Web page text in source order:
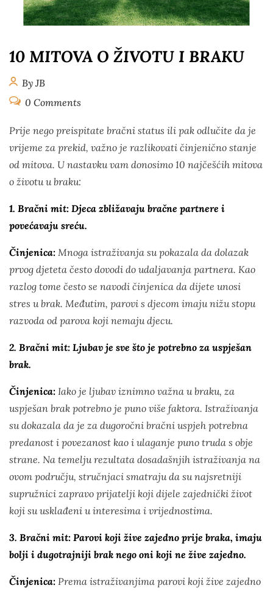
10 MITOVA O ŽIVOTU I BRAKU
By JB
0 Comments
Prije nego preispitate bračni status ili pak odlučite da je
vrijeme za prekid, važno je razlikovati činjenično stanje
od mitova. U nastavku vam donosimo 10 najčešćih mitova
o životu u braku:
1. Bračni mit: Djeca zbližavaju bračne partnere i
povećavaju sreću.
Činjenica: Mnoga istraživanja su pokazala da dolazak
prvog djeteta često dovodi do udaljavanja partnera. Kao
razlog tome često se navodi činjenica da dijete unosi
stres u brak. Međutim, parovi s djecom imaju nižu stopu
razvoda od parova koji nemaju djecu.
2. Bračni mit: Ljubav je sve što je potrebno za uspješan
brak.
Činjenica: Iako je ljubav iznimno važna u braku, za
uspješan brak potrebno je puno više faktora. Istraživanja
su dokazala da je za dugoročni bračni uspjeh potrebna
predanost i povezanost kao i ulaganje puno truda s obje
strane. Na temelju rezultata dosadašnjih istraživanja na
ovom području, stručnjaci smatraju da su najsretniji
supružnici zapravo prijatelji koji dijele zajednički život
koji su usklađeni u interesima i vrijednostima.
3. Bračni mit: Parovi koji žive zajedno prije braka, imaju
bolji i dugotrajniji brak nego oni koji ne žive zajedno.
Činjenica: Prema istraživanjima parovi koji žive zajedno